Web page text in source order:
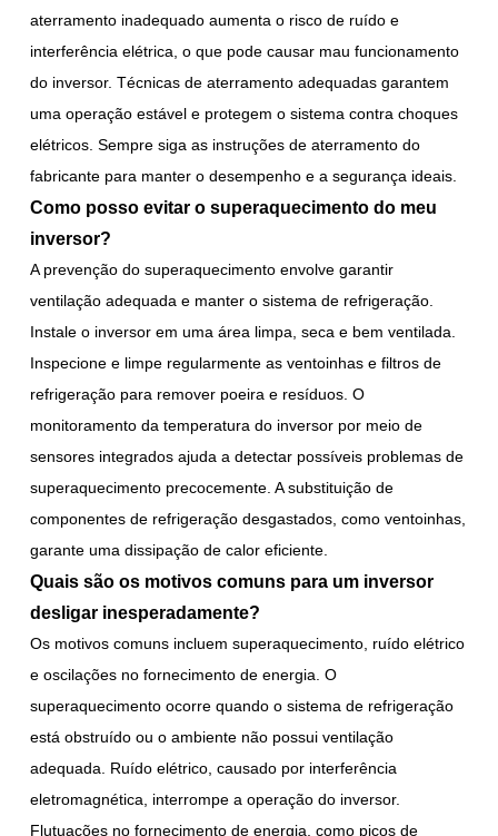
aterramento inadequado aumenta o risco de ruído e
interferência elétrica, o que pode causar mau funcionamento
do inversor. Técnicas de aterramento adequadas garantem
uma operação estável e protegem o sistema contra choques
elétricos. Sempre siga as instruções de aterramento do
fabricante para manter o desempenho e a segurança ideais.
Como posso evitar o superaquecimento do meu
inversor?
A prevenção do superaquecimento envolve garantir
ventilação adequada e manter o sistema de refrigeração.
Instale o inversor em uma área limpa, seca e bem ventilada.
Inspecione e limpe regularmente as ventoinhas e filtros de
refrigeração para remover poeira e resíduos. O
monitoramento da temperatura do inversor por meio de
sensores integrados ajuda a detectar possíveis problemas de
superaquecimento precocemente. A substituição de
componentes de refrigeração desgastados, como ventoinhas,
garante uma dissipação de calor eficiente.
Quais são os motivos comuns para um inversor
desligar inesperadamente?
Os motivos comuns incluem superaquecimento, ruído elétrico
e oscilações no fornecimento de energia. O
superaquecimento ocorre quando o sistema de refrigeração
está obstruído ou o ambiente não possui ventilação
adequada. Ruído elétrico, causado por interferência
eletromagnética, interrompe a operação do inversor.
Flutuações no fornecimento de energia, como picos de